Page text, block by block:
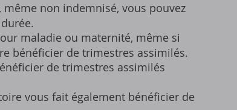
même non indemnisé‚ vous pouvez
maladie ou maternité‚ même si
bénéficier de trimestres assimilés.
de trimestres assimilés
vous fait également bénéficier de